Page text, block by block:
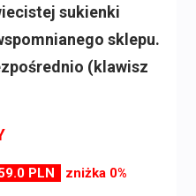
sukienki
sklepu.
(klawisz
PLN zniżka 0%